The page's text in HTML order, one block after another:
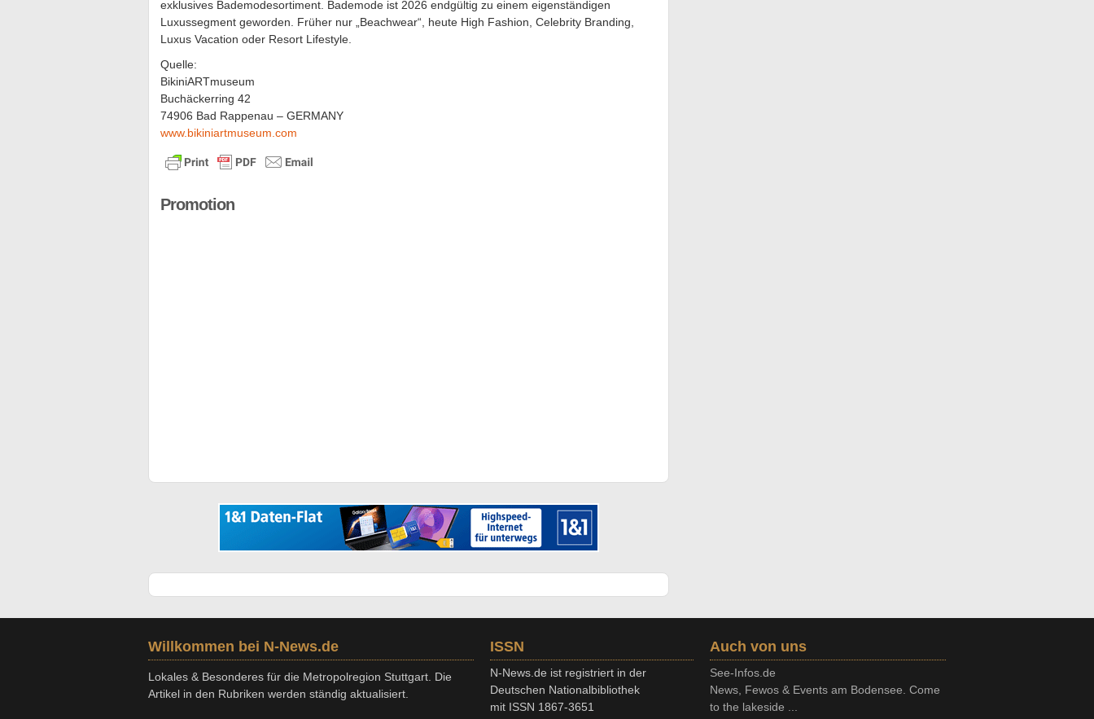
exklusives Bademodesortiment. Bademode ist 2026 endgültig zu einem eigenständigen
Luxussegment geworden. Früher nur „Beachwear“, heute High Fashion, Celebrity Branding,
Luxus Vacation oder Resort Lifestyle.
Quelle:
BikiniARTmuseum
Buchäckerring 42
74906 Bad Rappenau – GERMANY
www.bikiniartmuseum.com
Promotion
Willkommen bei N-News.de
Lokales & Besonderes für die Metropolregion Stuttgart. Die
Artikel in den Rubriken werden ständig aktualisiert.
ISSN
N-News.de ist registriert in der
Deutschen Nationalbibliothek
mit ISSN 1867-3651
Auch von uns
See-Infos.de
News, Fewos & Events am Bodensee. Come
to the lakeside ...